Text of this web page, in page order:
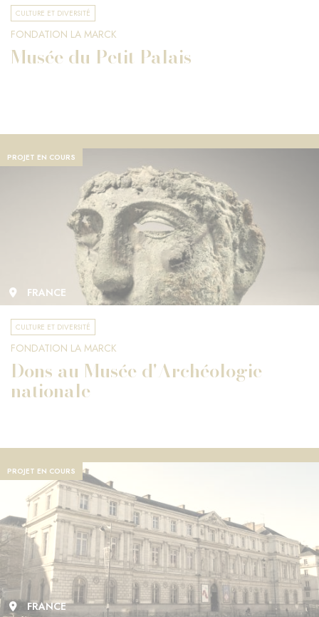
CULTURE ET DIVERSITÉ
FONDATION LA MARCK
Musée du Petit Palais
PROJET EN COURS
FRANCE
CULTURE ET DIVERSITÉ
FONDATION LA MARCK
Dons au Musée d'Archéologie
nationale
PROJET EN COURS
FRANCE